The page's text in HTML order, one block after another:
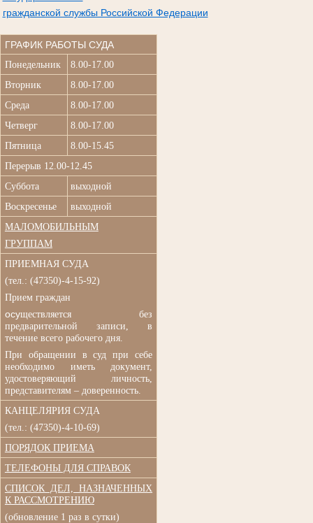
гражданской службы Российской Федерации
ГРАФИК РАБОТЫ СУДА
Понедельник
8.00-17.00
Вторник
8.00-17.00
Среда
8.00-17.00
Четверг
8.00-17.00
Пятница
8.00-15.45
Перерыв 12.00-12.45
Суббота
выходной
Воскресенье
выходной
МАЛОМОБИЛЬНЫМ
ГРУППАМ
ПРИЕМНАЯ СУДА
(тел.: (47350)-4-15-92)
Прием граждан
осуществляется без
предварительной записи, в
течение всего рабочего дня.
При обращении в суд при
себе
необходимо иметь документ,
удостоверяющий личность,
представителям – доверенность.
КАНЦЕЛЯРИЯ СУДА
(тел.: (47350)-4-10-69)
ПОРЯДОК ПРИЕМА
ТЕЛЕФОНЫ ДЛЯ СПРАВОК
СПИСОК ДЕЛ, НАЗНАЧЕННЫХ
К РАССМОТРЕНИЮ
(обновление 1 раз в сутки)